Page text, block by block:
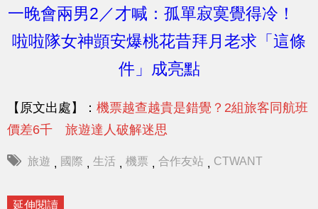
一晚會兩男2／才喊：孤單寂寞覺得冷！
啦啦隊女神顗安爆桃花昔拜月老求「這條
件」成亮點
【原文出處】： 機票越查越貴是錯覺？2組旅客同航班
價差6千 旅遊達人破解迷思
旅遊 , 國際 , 生活 , 機票 , 合作友站 , CTWANT
延伸閱讀